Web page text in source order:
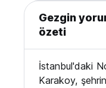
Gezgin
özeti
İstanbul'daki
Karakoy,